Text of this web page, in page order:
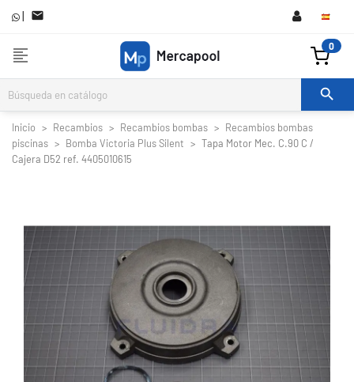
| 
format_align_left 0

Inicio Recambios Recambios bombas
Recambios bombas
piscinas
Bomba Victoria Plus Silent
Tapa Motor Mec. C.90 C /
Cajera D52 ref. 4405010615
 